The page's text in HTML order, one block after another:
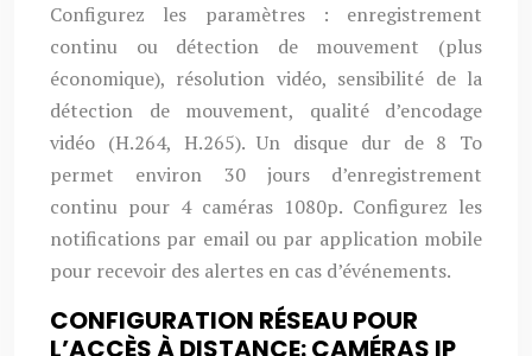
Configurez les paramètres : enregistrement
continu ou détection de mouvement (plus
économique), résolution vidéo, sensibilité de la
détection de mouvement, qualité d’encodage
vidéo (H.264, H.265). Un disque dur de 8 To
permet environ 30 jours d’enregistrement
continu pour 4 caméras 1080p. Configurez les
notifications par email ou par application mobile
pour recevoir des alertes en cas d’événements.
CONFIGURATION RÉSEAU POUR
L’ACCÈS À DISTANCE: CAMÉRAS IP